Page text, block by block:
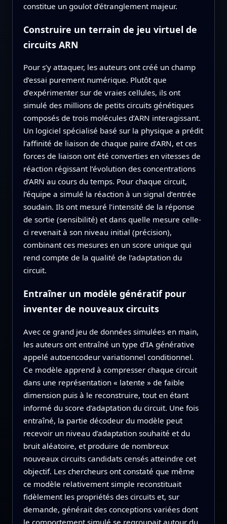
constitue un goulot d’étranglement majeur.
Construire un terrain de jeu virtuel de
circuits ARN
Pour s’y attaquer, les auteurs ont créé un champ
d’essai purement numérique. Plutôt que
d’expérimenter sur de vraies cellules, ils ont
simulé des millions de petits circuits génétiques
composés de trois molécules d’ARN interagissant.
Un logiciel spécialisé basé sur la physique a prédit
l’affinité de liaison de chaque paire d’ARN, et ces
forces de liaison ont été converties en vitesses de
réaction régissant l’évolution des concentrations
d’ARN au cours du temps. Pour chaque circuit,
l’équipe a simulé la réaction à un signal d’entrée
soudain. Ils ont mesuré l’intensité de la réponse
de sortie (sensibilité) et dans quelle mesure celle-
ci revenait à son niveau initial (précision),
combinant ces mesures en un score unique qui
rend compte de la qualité de l’adaptation du
circuit.
Entraîner un modèle génératif pour
inventer de nouveaux circuits
Avec ce grand jeu de données simulées en main,
les auteurs ont entraîné un type d’IA générative
appelé autoencodeur variationnel conditionnel.
Ce modèle apprend à compresser chaque circuit
dans une représentation « latente » de faible
dimension puis à le reconstruire, tout en étant
informé du score d’adaptation du circuit. Une fois
entraîné, la partie décodeur du modèle peut
recevoir un niveau d’adaptation souhaité et du
bruit aléatoire, et produire de nombreux
nouveaux circuits candidats censés atteindre cet
objectif. Les chercheurs ont constaté que même
ce modèle relativement simple reconstituait
fidèlement les propriétés des circuits et, sur
demande, générait des conceptions variées dont